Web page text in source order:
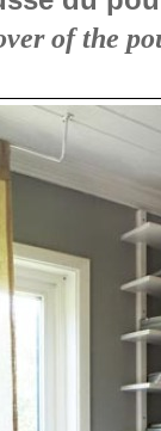
of the